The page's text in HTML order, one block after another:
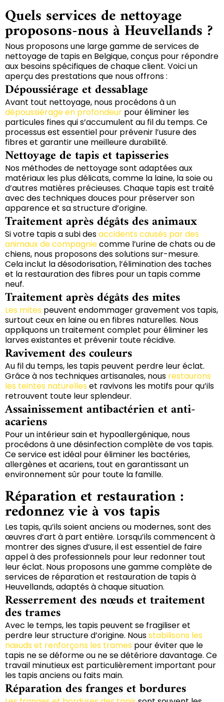
Quels services de nettoyage
proposons-nous à Heuvellands ?
Nous proposons une large gamme de services de
nettoyage de tapis en Belgique, conçus pour répondre
aux besoins spécifiques de chaque client. Voici un
aperçu des prestations que nous offrons :
Dépoussiérage et dessablage
Avant tout nettoyage, nous procédons à un
dépoussiérage en profondeur pour éliminer les
particules fines qui s’accumulent au fil du temps. Ce
processus est essentiel pour prévenir l’usure des
fibres et garantir une meilleure durabilité.
Nettoyage de tapis et tapisseries
Nos méthodes de nettoyage sont adaptées aux
matériaux les plus délicats, comme la laine, la soie ou
d’autres matières précieuses. Chaque tapis est traité
avec des techniques douces pour préserver son
apparence et sa structure d’origine.
Traitement après dégâts des animaux
Si votre tapis a subi desaccidents causés par des
animaux de compagniecomme l’urine de chats ou de
chiens, nous proposons des solutions sur-mesure.
Cela inclut la désodorisation, l’élimination des taches
et la restauration des fibres pour un tapis comme
neuf.
Traitement après dégâts des mites
Les mites peuvent endommager gravement vos tapis,
surtout ceux en laine ou en fibres naturelles. Nous
appliquons un traitement complet pour éliminer les
larves existantes et prévenir toute récidive.
Ravivement des couleurs
Au fil du temps, les tapis peuvent perdre leur éclat.
Grâce à nos techniques artisanales, nous restaurons
les teintes naturelles et ravivons les motifs pour qu’ils
retrouvent toute leur splendeur.
Assainissement antibactérien et anti-
acariens
Pour un intérieur sain et hypoallergénique, nous
procédons à une désinfection complète de vos tapis.
Ce service est idéal pour éliminer les bactéries,
allergènes et acariens, tout en garantissant un
environnement sûr pour toute la famille.
Réparation et restauration :
redonnez vie à vos tapis
Les tapis, qu’ils soient anciens ou modernes, sont des
œuvres d’art à part entière. Lorsqu’ils commencent à
montrer des signes d’usure, il est essentiel de faire
appel à des professionnels pour leur redonner tout
leur éclat. Nous proposons une gamme complète de
services de réparation et restauration de tapis à
Heuvellands, adaptés à chaque situation.
Resserrement des nœuds et traitement
des trames
Avec le temps, les tapis peuvent se fragiliser et
perdre leur structure d’origine. Nousstabilisons les
nœuds et renforçons les trames pour éviter que le
tapis ne se déforme ou ne se détériore davantage. Ce
travail minutieux est particulièrement important pour
les tapis anciens ou faits main.
Réparation des franges et bordures